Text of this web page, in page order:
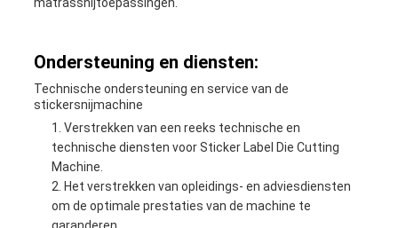
matrassnijtoepassingen.
Ondersteuning en diensten:
Technische ondersteuning en service van de
stickersnijmachine
Verstrekken van een reeks technische en
technische diensten voor Sticker Label Die Cutting
Machine.
Het verstrekken van opleidings- en adviesdiensten
om de optimale prestaties van de machine te